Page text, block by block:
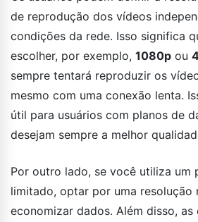
de reprodução dos vídeos
condições da rede. Isso significa
escolher, por exemplo, 1080p ou
sempre tentará reproduzir os
mesmo com uma conexão lenta.
útil para usuários com planos de
desejam sempre a melhor
Por outro lado, se você utiliza um
limitado, optar por uma resolução
economizar dados. Além disso,